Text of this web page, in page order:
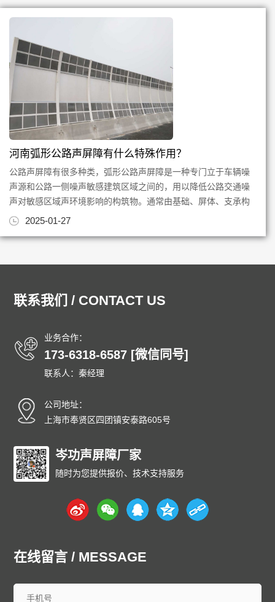
河南弧形公路声屏障有什么特殊作用？
公路声屏障有很多种类，弧形公路声屏障是一种专门立于车辆噪
声源和公路一侧噪声敏感建筑区域之间的，用以降低公路交通噪
声对敏感区域声环境影响的构筑物。通常由基础、屏体、支承构
件及必要的连接件组成。整...
2025-01-27
联系我们 / CONTACT US
业务合作：
173-6318-6587 [微信同号]
联系人：秦经理
公司地址：
上海市奉贤区四团镇安泰路605号
岑功声屏障厂家
随时为您提供报价、技术支持服务
在线留言 / MESSAGE